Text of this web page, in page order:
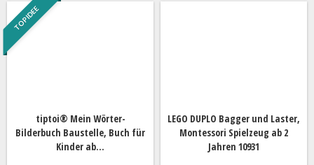
TOP IDEE
tiptoi® Mein Wörter-
Bilderbuch Baustelle, Buch für
Kinder ab...
LEGO DUPLO Bagger und Laster,
Montessori Spielzeug ab 2
Jahren 10931